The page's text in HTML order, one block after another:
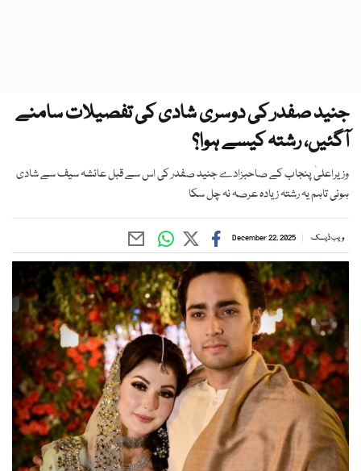
جنید صفدر کی دوسری شادی کی تفصیلات سامنے
آگئیں، رشتہ کیسے ہوا؟
وزیراعلیٰ پنجاب کے صاحبزادے جنید صفدر کی اس سے قبل عائشہ سیف سے شادی
ہوئی تاہم یہ رشتہ زیادہ عرصہ نہ چل سکا
ویب ڈیسک December 22, 2025